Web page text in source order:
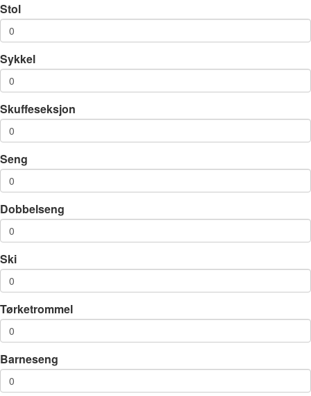
Stol
Sykkel
Skuffeseksjon
Seng
Dobbelseng
Ski
Tørketrommel
Barneseng